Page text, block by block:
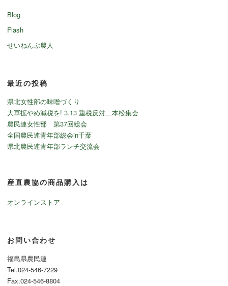
Blog
Flash
せいねんぶ農人
最近の投稿
県北女性部の味噌づくり
大軍拡やめ減税を! 3.13 重税反対二本松集会
農民連女性部 第37回総会
全国農民連青年部総会in千葉
県北農民連青年部ランチ交流会
産直農協の商品購入は
オンラインストア
お問い合わせ
福島県農民連
Tel.024-546-7229
Fax.024-546-8804